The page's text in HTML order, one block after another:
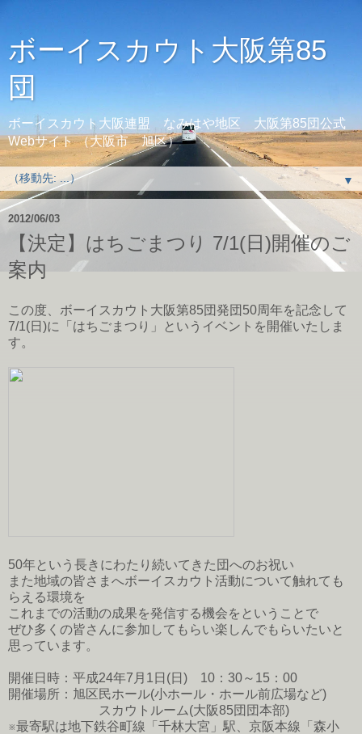
ボーイスカウト大阪第85
団
ボーイスカウト大阪連盟 なみはや地区 大阪第85団公式
Webサイト （大阪市 旭区）
▼
2012/06/03
【決定】はちごまつり 7/1(日)開催のご
案内
この度、ボーイスカウト大阪第85団発団50周年を記念して
7/1(日)に「はちごまつり」というイベントを開催いたしま
す。
50年という長きにわたり続いてきた団へのお祝い
また地域の皆さまへボーイスカウト活動について触れても
らえる環境を
これまでの活動の成果を発信する機会をということで
ぜひ多くの皆さんに参加してもらい楽しんでもらいたいと
思っています。
開催日時：平成24年7月1日(日) 10：30～15：00
開催場所：旭区民ホール(小ホール・ホール前広場など)
スカウトルーム(大阪85団団本部)
※最寄駅は地下鉄谷町線「千林大宮」駅、京阪本線「森小